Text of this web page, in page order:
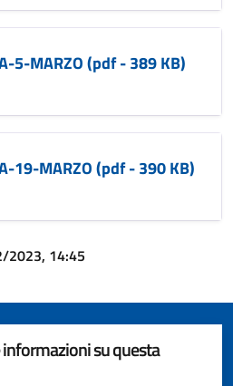
5-MARZO (pdf - 389 KB)
19-MARZO (pdf - 390 KB)
2023, 14:45
su questa